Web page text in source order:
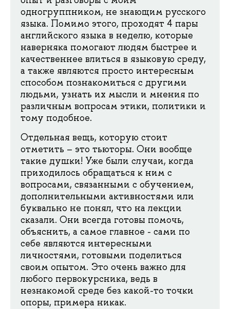
одногруппником, не знающим русского
языка. Помимо этого, проходят 4 пары
английского языка в неделю, которые
наверняка помогают людям быстрее и
качественнее влиться в языковую среду,
а также являются просто интересным
способом познакомиться с другими
людьми, узнать их мысли и мнения по
различным вопросам этики, политики и
тому подобное.
Отдельная вещь, которую стоит
отметить – это тьюторы. Они вообще
такие душки! Уже были случаи, когда
приходилось обращаться к ним с
вопросами, связанными с обучением,
дополнительными активностями или
буквально не понял, что на лекции
сказали. Они всегда готовы помочь,
объяснить, а самое главное - сами по
себе являются интересными
личностями, готовыми поделиться
своим опытом. Это очень важно для
любого первокурсника, ведь в
незнакомой среде без какой-то точки
опоры, примера никак.